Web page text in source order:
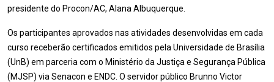
presidente do Procon/AC, Alana Albuquerque.
Os participantes aprovados nas atividades desenvolvidas em cada
curso receberão certificados emitidos pela Universidade de Brasília
(UnB) em parceria com o Ministério da Justiça e Segurança Pública
(MJSP) via Senacon e ENDC. O servidor público Brunno Victor